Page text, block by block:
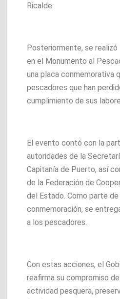
Ricalde.
Posteriormente, se realizó
en el Monumento al
una placa conmemorativa
pescadores que han
cumplimiento de sus
El evento contó con la
autoridades de la
Capitanía de Puerto, así
de la Federación de
del Estado. Como parte
conmemoración, se
a los pescadores.
Con estas acciones, el
reafirma su compromiso
actividad pesquera,